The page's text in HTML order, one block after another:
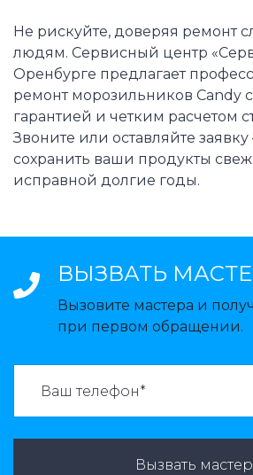
Не рискуйте, доверяя ремонт
людям. Сервисный центр
Оренбурге предлагает
ремонт морозильников Candy
гарантией и четким расчетом
Звоните или оставляйте
сохранить ваши продукты
исправной долгие годы.
ВЫЗВАТЬ
Вызовите мастера и
при первом обращении.
Вызвать